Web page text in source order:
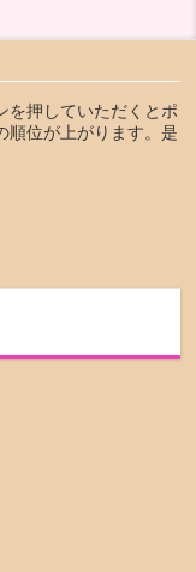
を押していただくとポ
順位が上がります。是